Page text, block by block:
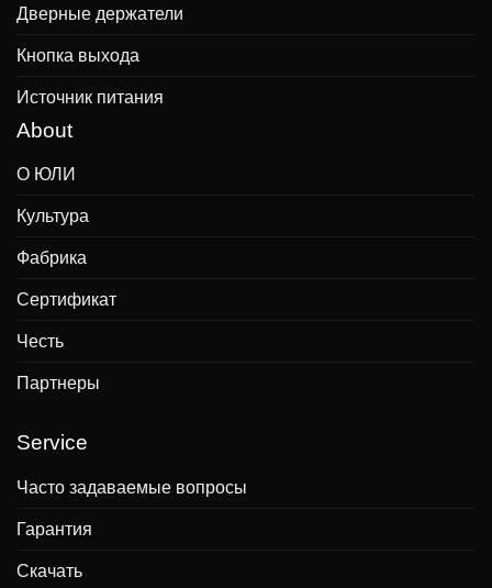
Дверные держатели
Кнопка выхода
Источник питания
About
О ЮЛИ
Культура
Фабрика
Сертификат
Честь
Партнеры
Service
Часто задаваемые вопросы
Гарантия
Скачать